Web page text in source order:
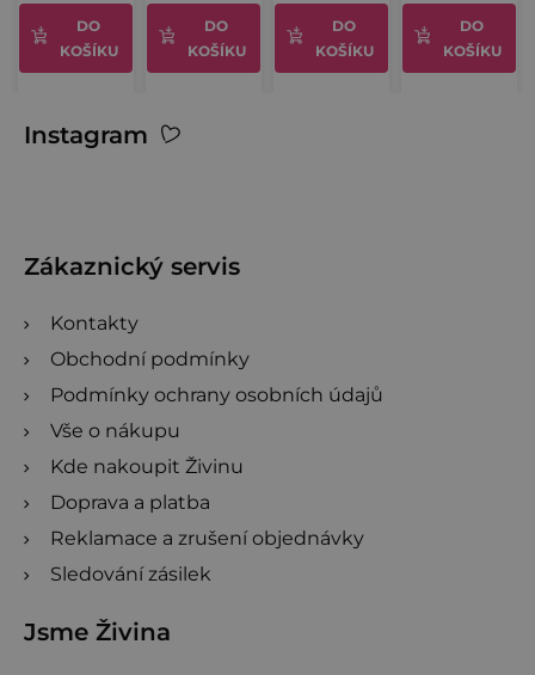
5
hvězdiček.
DO
KOŠÍKU
5
hvězdiček.
DO
KOŠÍKU
DO
KOŠÍKU
5
hvězdiček.
DO
KOŠÍKU
Instagram
Zákaznický servis
Kontakty
Obchodní podmínky
Podmínky ochrany osobních údajů
Vše o nákupu
Kde nakoupit Živinu
Doprava a platba
Reklamace a zrušení objednávky
Sledování zásilek
Jsme Živina